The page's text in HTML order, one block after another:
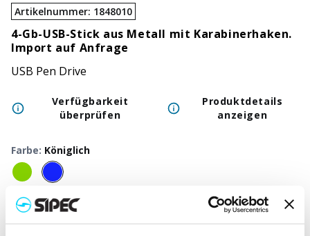
Artikelnummer: 1848010
4-Gb-USB-Stick aus Metall mit Karabinerhaken.
Import auf Anfrage
USB Pen Drive
Verfügbarkeit
überprüfen
Produktdetails
anzeigen
Farbe: Königlich
50 + 1000+ 2500+
Neutraler 6,825€ 6,825€ 6,825€ 6,825€ 6,825€ 6,825€